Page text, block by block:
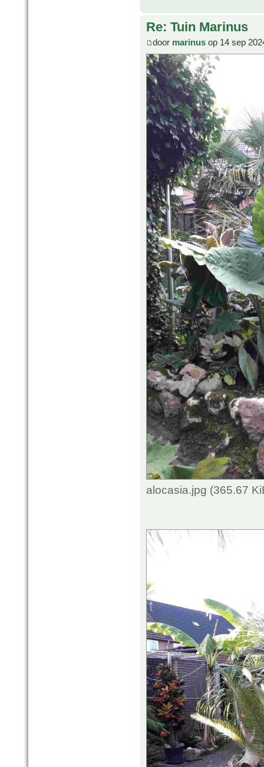
Re: Tuin Marinus
door marinus op 14 sep
alocasia.jpg (365.67